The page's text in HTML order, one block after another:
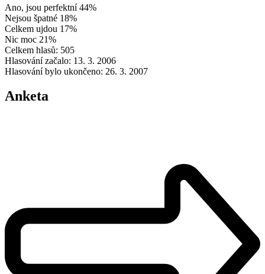
Ano, jsou perfektní 44%
Nejsou špatné 18%
Celkem ujdou 17%
Nic moc 21%
Celkem hlasů: 505
Hlasování začalo: 13. 3. 2006
Hlasování bylo ukončeno: 26. 3. 2007
Anketa